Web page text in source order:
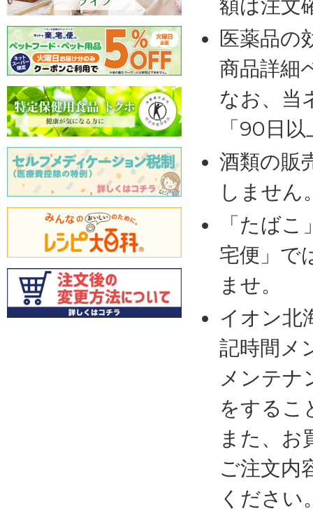
額は注文
医薬品の
商品詳細
なお、当
「90日
酒類の販
しません
「たば
宅便」で
ませ。
イオン北
記時間メ
メンテナ
をするこ
また、お
ご注文内
ください